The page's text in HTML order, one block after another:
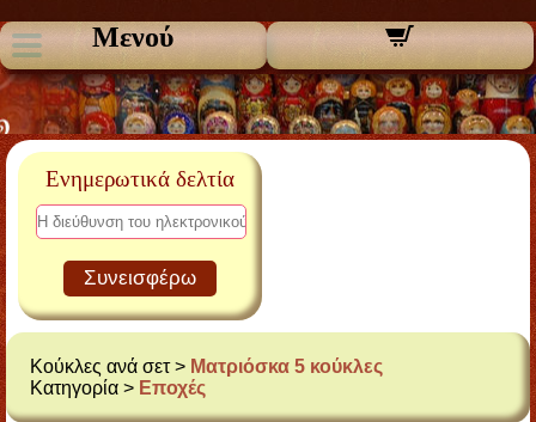
Μενού
Ενημερωτικά δελτία
Συνεισφέρω
Κούκλες ανά σετ > Ματριόσκα 5 κούκλες
Κατηγορία > Εποχές